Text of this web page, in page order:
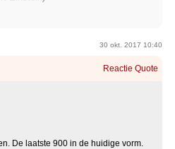
30 okt. 2017 10:40
Reactie Quote
De laatste 900 in de huidige vorm.